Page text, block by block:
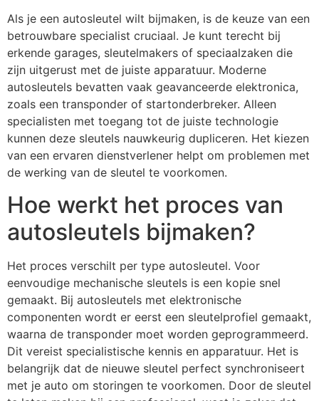
Als je een autosleutel wilt bijmaken, is de keuze van een
betrouwbare specialist cruciaal. Je kunt terecht bij
erkende garages, sleutelmakers of speciaalzaken die
zijn uitgerust met de juiste apparatuur. Moderne
autosleutels bevatten vaak geavanceerde elektronica,
zoals een transponder of startonderbreker. Alleen
specialisten met toegang tot de juiste technologie
kunnen deze sleutels nauwkeurig dupliceren. Het kiezen
van een ervaren dienstverlener helpt om problemen met
de werking van de sleutel te voorkomen.
Hoe werkt het proces van
autosleutels bijmaken?
Het proces verschilt per type autosleutel. Voor
eenvoudige mechanische sleutels is een kopie snel
gemaakt. Bij autosleutels met elektronische
componenten wordt er eerst een sleutelprofiel gemaakt,
waarna de transponder moet worden geprogrammeerd.
Dit vereist specialistische kennis en apparatuur. Het is
belangrijk dat de nieuwe sleutel perfect synchroniseert
met je auto om storingen te voorkomen. Door de sleutel